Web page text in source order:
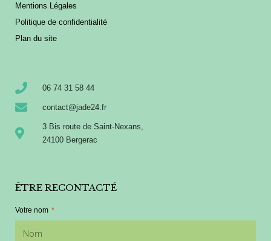
Mentions Légales
Politique de confidentialité
Plan du site
06 74 31 58 44
contact@jade24.fr
3 Bis route de Saint-Nexans,
24100 Bergerac
ÊTRE RECONTACTÉ
Votre nom